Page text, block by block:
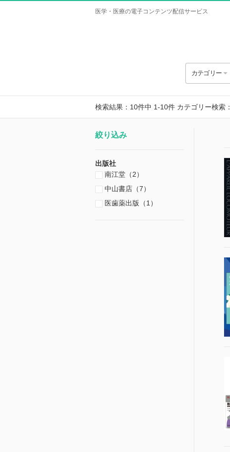
医学・医療の電子コンテンツ配信サービス
カテゴリー
検索結果：10件中 1-10件 カテゴリー検索：
絞り込み
出版社
南江堂（2）
中山書店（7）
医歯薬出版（1）